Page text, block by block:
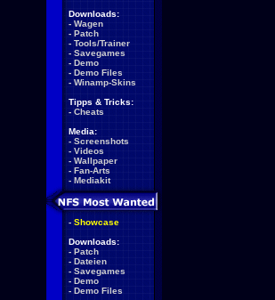
Downloads:
- Wagen
- Patch
- Tools/Trainer
- Savegames
- Demo
- Demo Files
- Winamp-Skins
Tipps & Tricks:
- Cheats
Media:
- Screenshots
- Videos
- Wallpaper
- Fan-Arts
- Mediakit
- Showcase
Downloads:
- Patch
- Dateien
- Savegames
- Demo
- Demo Files